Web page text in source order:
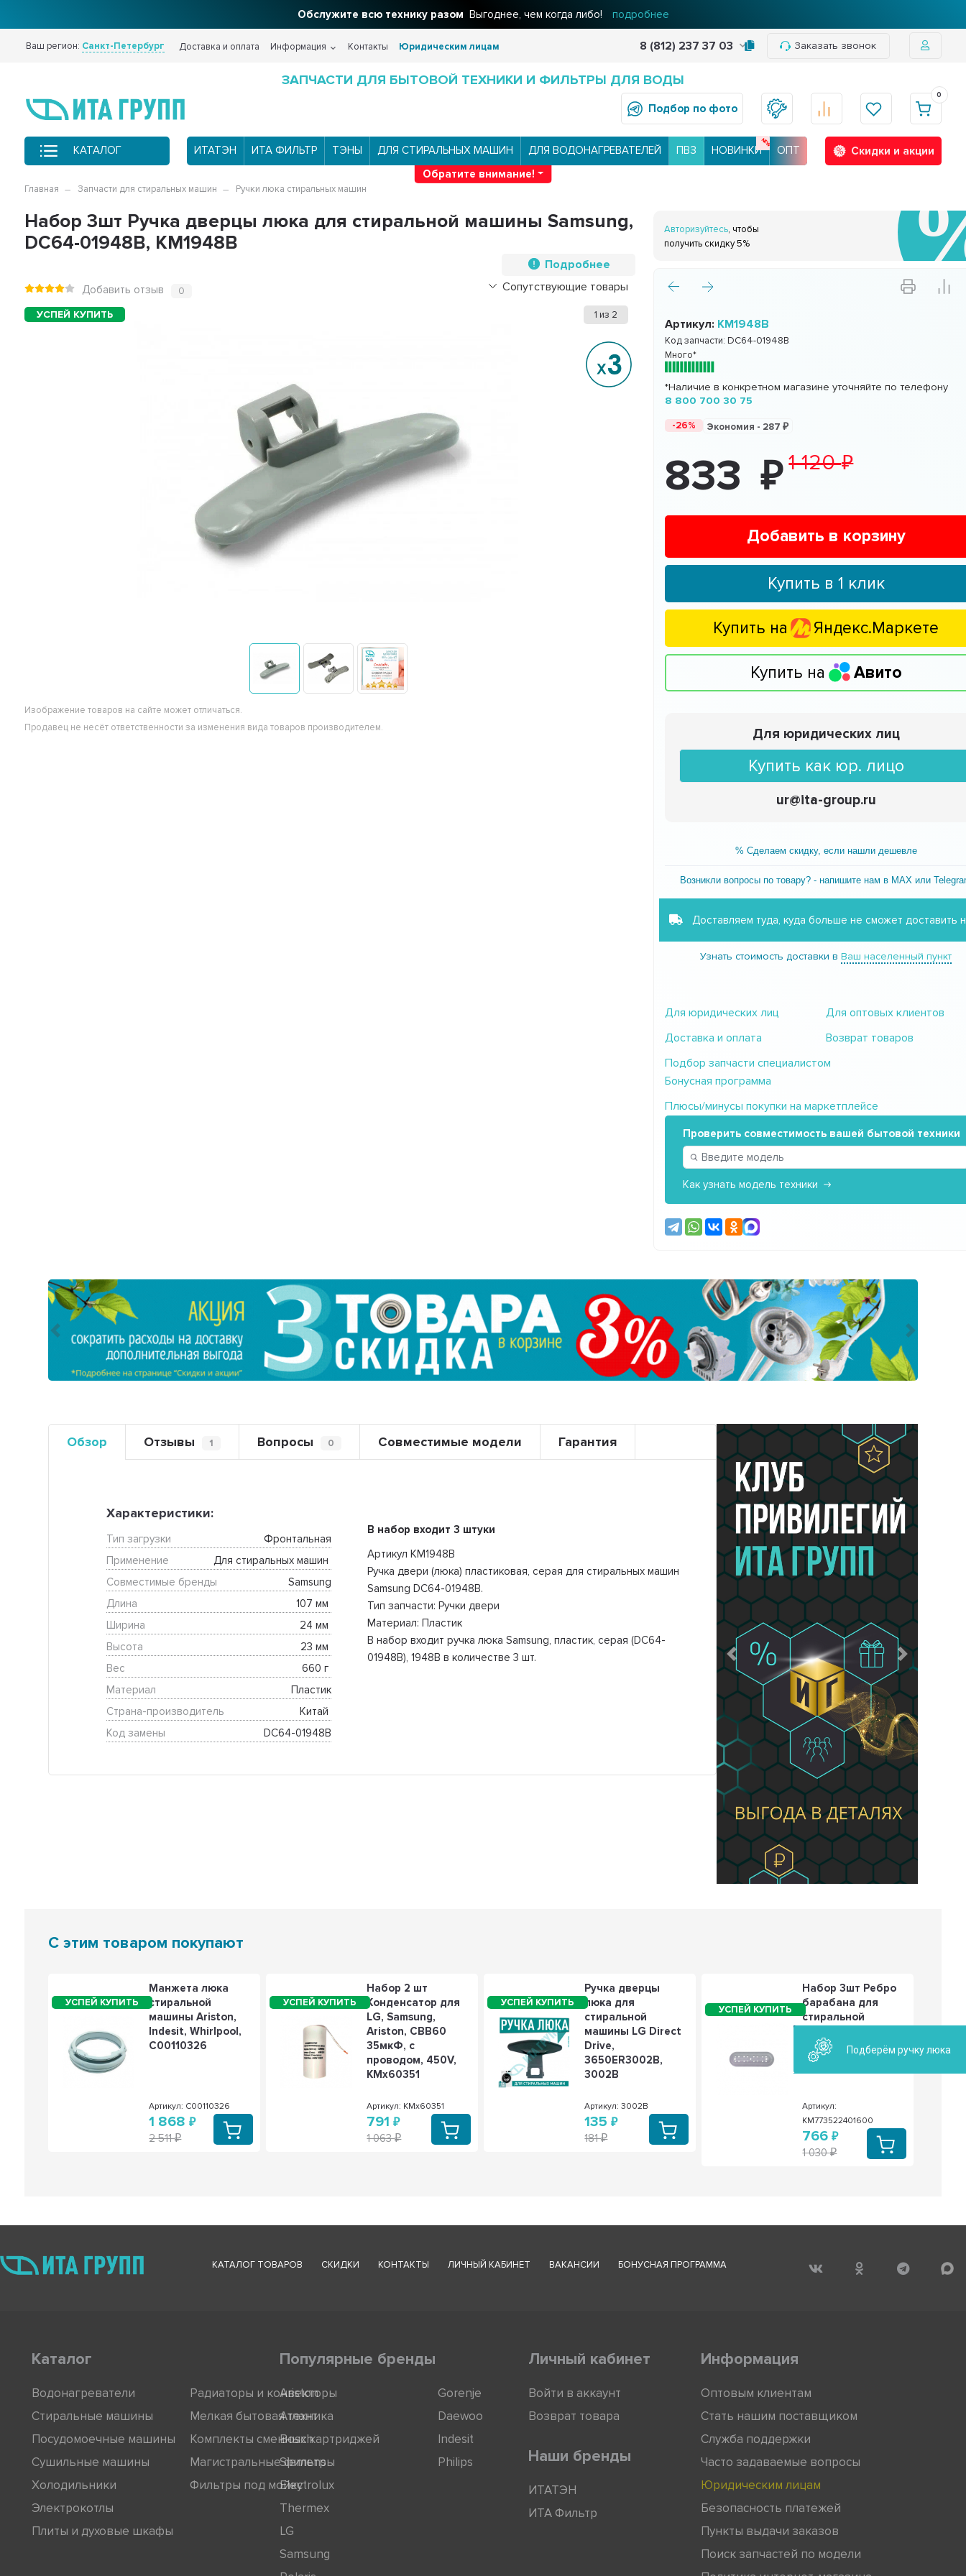
Обслужите всю технику разом Выгоднее, чем когда либо! подробнее
Ваш регион: Санкт-Петербург Доставка и оплата Информация Контакты Юридическим лицам 8 (812) 237 37 03 Заказать звонок
ЗАПЧАСТИ ДЛЯ БЫТОВОЙ ТЕХНИКИ И ФИЛЬТРЫ ДЛЯ ВОДЫ
Подбор по фото
0
КАТАЛОГ ИТАТЭН ИТА ФИЛЬТР ТЭНЫ ДЛЯ СТИРАЛЬНЫХ МАШИН ДЛЯ ВОДОНАГРЕВАТЕЛЕЙ ПВЗ НОВИНКИ ОПТ
Скидки и акции
Обратите внимание!
Главная Запчасти для стиральных машин Ручки люка стиральных машин
Набор 3шт Ручка дверцы люка для стиральной машины Samsung,
DC64-01948B, KM1948B
Подробнее
Сопутствующие товары
Добавить отзыв 0
1 из 2
Изображение товаров на сайте может отличаться.
Продавец не несёт ответственности за изменения вида товаров производителем.
Авторизуйтесь, чтобы
получить скидку 5%
Артикул: KM1948B
Код запчасти: DC64-01948B
Много*
*Наличие в конкретном магазине уточняйте по телефону
8 800 700 30 75
-26% Экономия - 287
833 1 120
Добавить в корзину
Купить в 1 клик
Купить на Яндекс.Маркете
Купить на Авито
Для юридических лиц
Купить как юр. лицо
ur@ita-group.ru
% Сделаем скидку, если нашли дешевле
Возникли вопросы по товару? - напишите нам в MAX или
Доставляем туда, куда больше не сможет доставить
Узнать стоимость доставки вВаш населенный пункт
Для юридических лиц
Для оптовых клиентов
Доставка и оплата
Возврат товаров
Подбор запчасти специалистом
Бонусная программа
Плюсы/минусы покупки на маркетплейсе
Проверить совместимость вашей бытовой техники
Как узнать модель техники
Предыдущий
Обзор Отзывы 1 Вопросы 0 Совместимые модели Гарантия
В набор входит 3 штуки
Артикул KM1948B
Ручка двери (люка) пластиковая, серая для стиральных машин
Samsung DC64-01948B.
Тип запчасти: Ручки двери
Материал: Пластик
В набор входит ручка люка Samsung, пластик, серая (DC64-
01948B), 1948B в количестве 3 шт.
Характеристики:
Тип загрузки
Фронтальная
Применение
Для стиральных машин
Совместимые бренды
Samsung
Длина
107 мм
Ширина
24 мм
Высота
23 мм
Вес
660 г
Материал
Пластик
Страна-производитель
Китай
Код замены
DC64-01948B
Предыдущий Следующий
С этим товаром покупают
Манжета люка
стиральной
машины Ariston,
Indesit, Whirlpool,
C00110326
Артикул: C00110326
1 868
2 511
Набор 2 шт
Конденсатор для
LG, Samsung,
Ariston, СВВ60
35мкФ, с
проводом, 450V,
KMх60351
Артикул: KMх60351
791
1 063
Ручка дверцы
люка для
стиральной
машины LG Direct
Drive,
3650ER3002B,
3002B
Артикул: 3002B
135
181
Набор 3шт Ребро
барабана для
стиральной
KM773522401600
Артикул:
KM773522401600
766
1 030
КАТАЛОГ ТОВАРОВ СКИДКИ КОНТАКТЫ ЛИЧНЫЙ КАБИНЕТ ВАКАНСИИ БОНУСНАЯ ПРОГРАММА
Каталог
Водонагреватели
Стиральные машины
Посудомоечные машины
Сушильные машины
Холодильники
Электрокотлы
Плиты и духовые шкафы
Радиаторы и конвекторы
Мелкая бытовая техника
Комплекты сменных картриджей
Магистральные фильтры
Фильтры под мойку
Популярные бренды
Ariston
Атлант
Bosch
Siemens
Electrolux
Thermex
LG
Samsung
Gorenje
Daewoo
Indesit
Philips
Личный кабинет
Войти в аккаунт
Возврат товара
Наши бренды
ИТАТЭН
ИТА Фильтр
Информация
Оптовым клиентам
Стать нашим поставщиком
Служба поддержки
Часто задаваемые вопросы
Юридическим лицам
Безопасность платежей
Пункты выдачи заказов
Поиск запчастей по модели
Подберём ручку люка